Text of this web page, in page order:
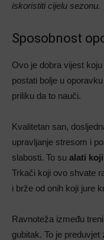
iskoristiti cijelu sezonu.
Sposobnost
Ovo je dobra vijest
postati bolje u
priliku da to nauči.
Kvalitetan san,
upravljanje stresom i
slabosti. To su alati
Trkači koji ovo shvate
i brže od onih koji jure
Ravnoteža između
gubitak. To je